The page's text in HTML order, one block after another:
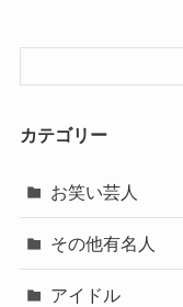
カテゴリー
お笑い芸人
その他有名人
アイドル